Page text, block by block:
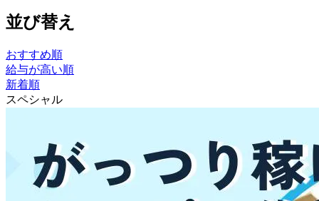
並び替え
おすすめ順
給与が高い順
新着順
スペシャル